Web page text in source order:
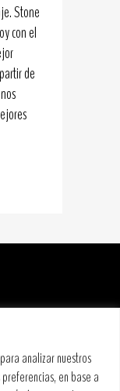
analizar nuestros
en base a
Stone
con el
de